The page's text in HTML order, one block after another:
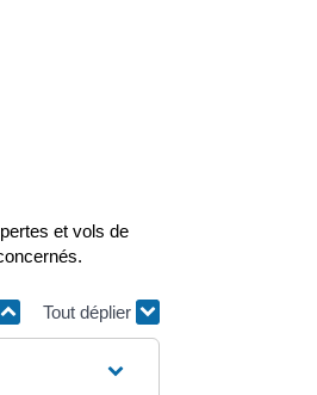
et vols de
Tout déplier